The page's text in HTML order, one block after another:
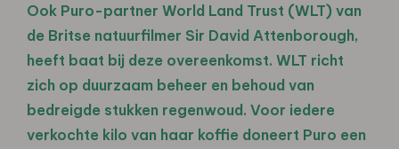
Ook Puro-partner World Land Trust (WLT) van
de Britse natuurfilmer Sir David Attenborough,
heeft baat bij deze overeenkomst. WLT richt
zich op duurzaam beheer en behoud van
bedreigde stukken regenwoud. Voor iedere
verkochte kilo van haar koffie doneert Puro een